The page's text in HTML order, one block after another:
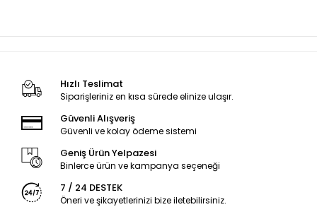
Hızlı Teslimat
Siparişleriniz en kısa sürede elinize ulaşır.
Güvenli Alışveriş
Güvenli ve kolay ödeme sistemi
Geniş Ürün Yelpazesi
Binlerce ürün ve kampanya seçeneği
7 / 24 DESTEK
Öneri ve şikayetlerinizi bize iletebilirsiniz.